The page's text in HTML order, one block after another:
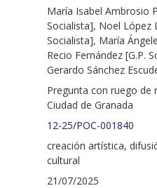
María Isabel Ambrosio
Socialista], Noel López
Socialista], María
Recio Fernández [G.P.
Gerardo Sánchez
Pregunta con ruego de
Ciudad de Granada
12-25/POC-001840
creación artística,
cultural
21/07/2025